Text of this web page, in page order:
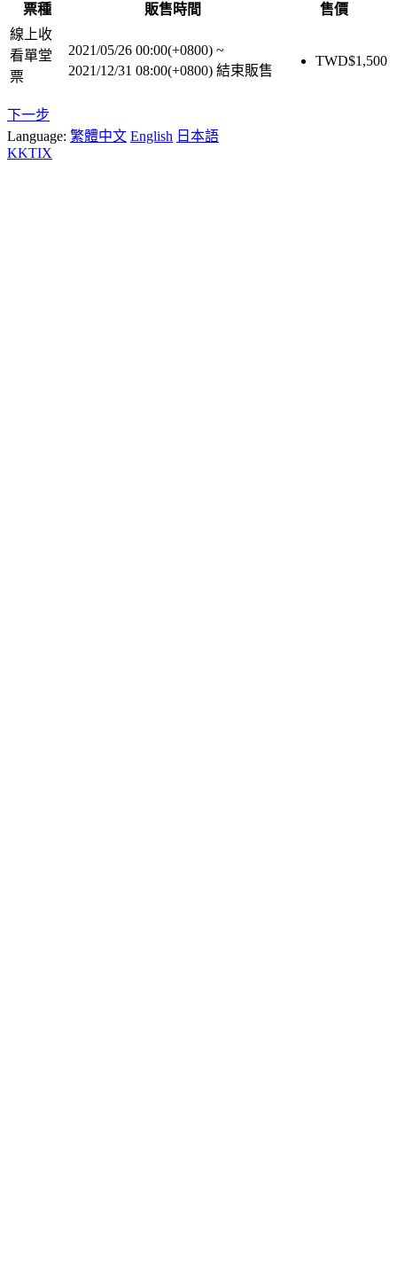
票種 販售時間
售價
線上收
看單堂
票
2021/05/26 00:00(+0800) ~
2021/12/31 08:00(+0800) 結束販售
TWD$1,500
下一步
Language: 繁體中文 English 日本語
KKTIX